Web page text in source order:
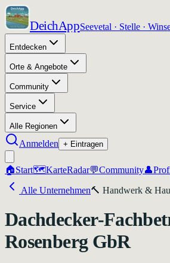
DeichAppSeevetal · Stelle ·
Entdecken
Orte & Angebote
Community
Service
Alle Regionen
Anmelden + Eintragen
🏠Start🗺️KarteRadar💬Community👤
Alle Unternehmen🔨 Handwerk &
Dachdecker-
Rosenberg GbR